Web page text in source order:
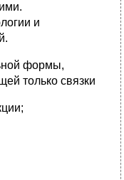
и
формы,
только связки